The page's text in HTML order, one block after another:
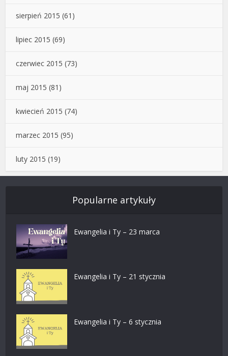
sierpień 2015 (61)
lipiec 2015 (69)
czerwiec 2015 (73)
maj 2015 (81)
kwiecień 2015 (74)
marzec 2015 (95)
luty 2015 (19)
Popularne artykuły
Ewangelia i Ty – 23 marca
Ewangelia i Ty – 21 stycznia
Ewangelia i Ty – 6 stycznia